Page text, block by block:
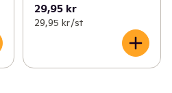
29,95 kr
29,95 kr /st